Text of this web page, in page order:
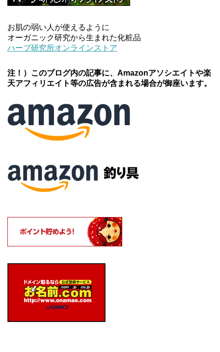
お肌の弱い人が使えるように
オーガニック研究から生まれた化粧品
ハーブ研究所オンラインストア
注！）このブログ内の記事に、Amazonアソシエイトや楽
天アフィリエイト等の広告が含まれる場合が御座います。